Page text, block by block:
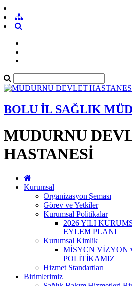
BOLU İL SAĞLIK
MUDURNU
HASTANESİ
Kurumsal
Organizasyon Şeması
Görev ve Yetkiler
Kurumsal Politikalar
2026 YILI
EYLEM PLANI
Kurumsal Kimlik
MİSYON VİZYON
POLİTİKAMIZ
Hizmet Standartları
Birimlerimiz